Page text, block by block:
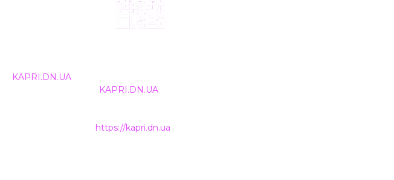
KAPRI.DN.UA
KAPRI.DN.UA
https://kapri.dn.ua